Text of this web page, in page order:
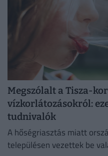
Megszólalt a Tisza-
vízkorlátozásokról:
tudnivalók
A hőségriasztás miatt
településen vezettek be